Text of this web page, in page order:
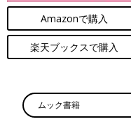
Amazonで購入
楽天ブックスで購入
ムック書籍